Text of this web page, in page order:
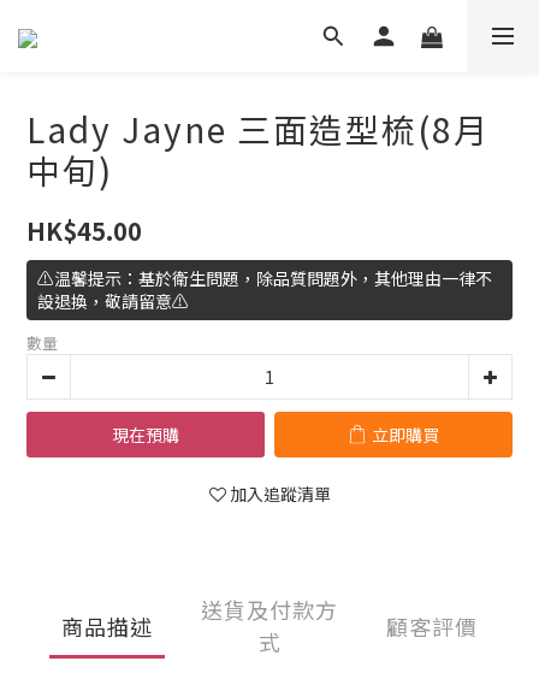
Lady Jayne 三面造型梳(8月
中旬)
HK$45.00
⚠️温馨提示：基於衛生問題，除品質問題外，其他理由一律不
設退換，敬請留意⚠️
數量
現在預購 立即購買
加入追蹤清單
商品描述
送貨及付款方
式
顧客評價